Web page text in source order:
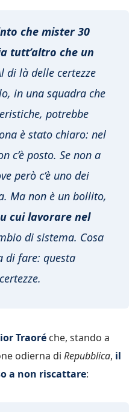
che mister 30
tutt’altro che un
di là delle certezze
in una squadra che
potrebbe
è stato chiaro: nel
c’è posto. Se non a
però c’è uno dei
Ma non è un bollito,
cui lavorare nel
di sistema. Cosa
di fare: questa
Traoré che, stando a
odierna di Repubblica, il
a non riscattare: